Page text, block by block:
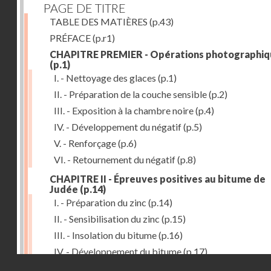
PAGE DE TITRE
TABLE DES MATIÈRES (p.43)
PRÉFACE(p.r1)
CHAPITRE PREMIER - Opérations
(p.1)
I. - Nettoyage des glaces (p.1)
II. - Préparation de la couche sensible(p.2)
III. - Exposition à la chambre noire(p.4)
IV. - Développement du négatif(p.5)
V. - Renforçage(p.6)
VI. - Retournement du négatif(p.8)
CHAPITRE II - Épreuves positives au bitume de
Judée (p.14)
I. - Préparation du zinc (p.14)
II. - Sensibilisation du zinc (p.15)
III. - Insolation du bitume(p.16)
IV. - Développement du bitume(p.17)